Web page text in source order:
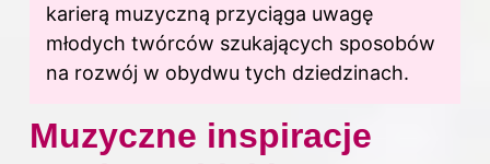
karierą muzyczną przyciąga uwagę
młodych twórców szukających sposobów
na rozwój w obydwu tych dziedzinach.
Muzyczne inspiracje